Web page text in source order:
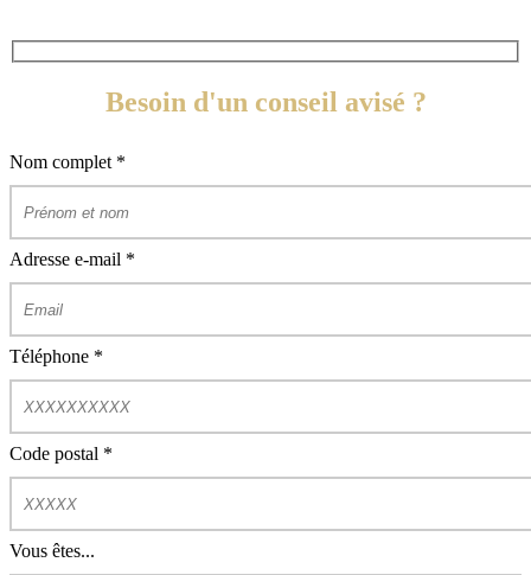
Besoin d'un conseil avisé ?
Nom complet *
Adresse e-mail *
Téléphone *
Code postal *
Vous êtes...